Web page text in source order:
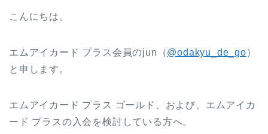
こんにちは。
エムアイカード プラス会員のjun（@odakyu_de_go）
と申します。
エムアイカード プラス ゴールド、および、エムアイカ
ード プラスの入会を検討している方へ。